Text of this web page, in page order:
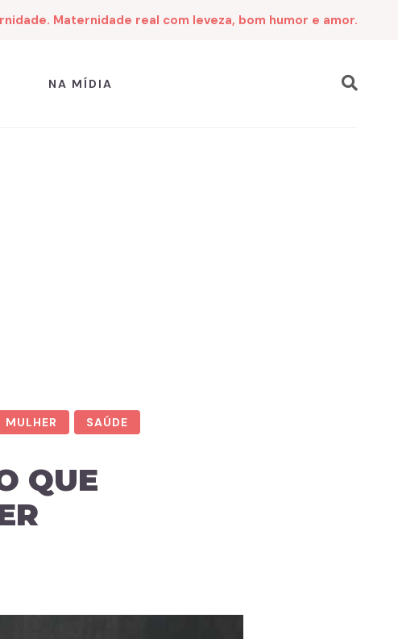
Maternidade real com leveza, bom humor e amor.
NA MÍDIA
MULHER SAÚDE
QUE